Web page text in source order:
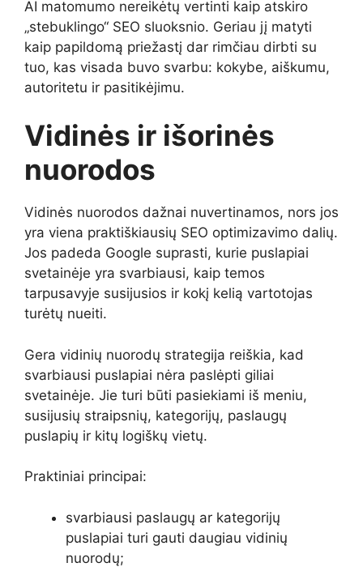
AI matomumo nereikėtų vertinti kaip atskiro
„stebuklingo“ SEO sluoksnio. Geriau jį matyti
kaip papildomą priežastį dar rimčiau dirbti su
tuo, kas visada buvo svarbu: kokybe, aiškumu,
autoritetu ir pasitikėjimu.
Vidinės ir išorinės
nuorodos
Vidinės nuorodos dažnai nuvertinamos, nors jos
yra viena praktiškiausių SEO optimizavimo dalių.
Jos padeda Google suprasti, kurie puslapiai
svetainėje yra svarbiausi, kaip temos
tarpusavyje susijusios ir kokį kelią vartotojas
turėtų nueiti.
Gera vidinių nuorodų strategija reiškia, kad
svarbiausi puslapiai nėra paslėpti giliai
svetainėje. Jie turi būti pasiekiami iš meniu,
susijusių straipsnių, kategorijų, paslaugų
puslapių ir kitų logiškų vietų.
Praktiniai principai:
svarbiausi paslaugų ar kategorijų
puslapiai turi gauti daugiau vidinių
nuorodų;